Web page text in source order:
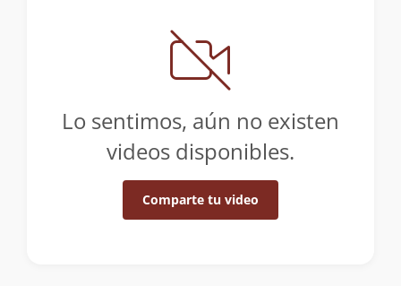
Lo sentimos, aún no existen
videos disponibles.
Comparte tu video